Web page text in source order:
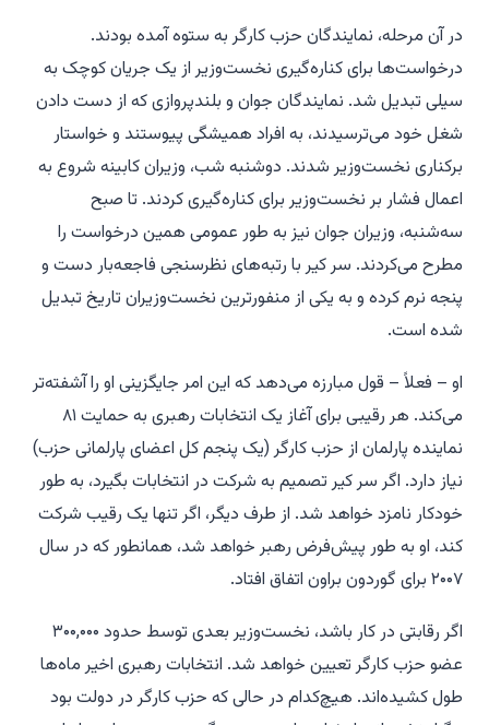
در آن مرحله، نمایندگان حزب کارگر به ستوه آمده بودند.
درخواست‌ها برای کناره‌گیری نخست‌وزیر از یک جریان کوچک به
سیلی تبدیل شد. نمایندگان جوان و بلندپروازی که از دست دادن
شغل خود می‌ترسیدند، به افراد همیشگی پیوستند و خواستار
برکناری نخست‌وزیر شدند. دوشنبه شب، وزیران کابینه شروع به
اعمال فشار بر نخست‌وزیر برای کناره‌گیری کردند. تا صبح
سه‌شنبه، وزیران جوان نیز به طور عمومی همین درخواست را
مطرح می‌کردند. سر کیر با رتبه‌های نظرسنجی فاجعه‌بار دست و
پنجه نرم کرده و به یکی از منفورترین نخست‌وزیران تاریخ تبدیل
شده است.
او – فعلاً – قول مبارزه می‌دهد که این امر جایگزینی او را آشفته‌تر
می‌کند. هر رقیبی برای آغاز یک انتخابات رهبری به حمایت ۸۱
نماینده پارلمان از حزب کارگر (یک پنجم کل اعضای پارلمانی حزب)
نیاز دارد. اگر سر کیر تصمیم به شرکت در انتخابات بگیرد، به طور
خودکار نامزد خواهد شد. از طرف دیگر، اگر تنها یک رقیب شرکت
کند، او به طور پیش‌فرض رهبر خواهد شد، همانطور که در سال
۲۰۰۷ برای گوردون براون اتفاق افتاد.
اگر رقابتی در کار باشد، نخست‌وزیر بعدی توسط حدود ۳۰۰,۰۰۰
عضو حزب کارگر تعیین خواهد شد. انتخابات رهبری اخیر ماه‌ها
طول کشیده‌اند. هیچ‌کدام در حالی که حزب کارگر در دولت بود